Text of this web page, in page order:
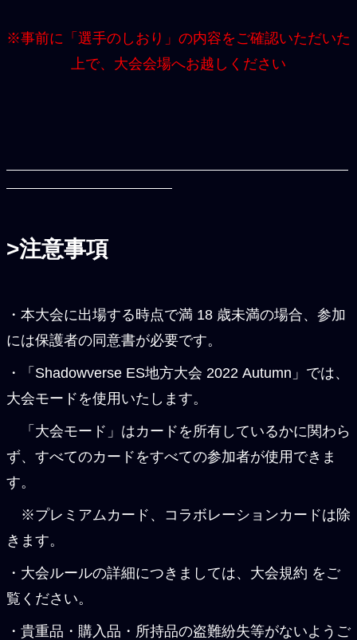
※事前に「選手のしおり」の内容をご確認いただいた
上で、大会会場へお越しください
>注意事項
・本大会に出場する時点で満 18 歳未満の場合、参加
には保護者の同意書が必要です。
・「Shadowverse ES地方大会 2022 Autumn」では、
大会モードを使用いたします。
「大会モード」はカードを所有しているかに関わら
ず、すべてのカードをすべての参加者が使用できま
す。
※プレミアムカード、コラボレーションカードは除
きます。
・大会ルールの詳細につきましては、大会規約 をご
覧ください。
・貴重品・購入品・所持品の盗難紛失等がないようご